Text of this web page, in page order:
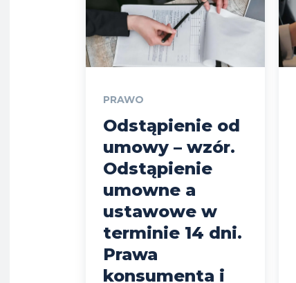
PRAWO
Odstąpienie od
umowy – wzór.
Odstąpienie
umowne a
ustawowe w
terminie 14 dni.
Prawa
konsumenta i